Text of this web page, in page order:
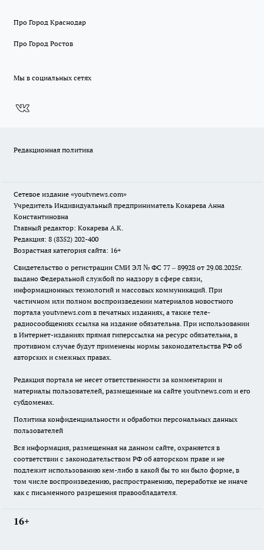
Про Город Краснодар
Про Город Ростов
Мы в социальных сетях
Редакционная политика
Сетевое издание «youtvnews.com»
Учредитель Индивидуальный предприниматель Кокарева Анна
Константиновна
Главный редактор: Кокарева А.К.
Редакция: 8 (8352) 202-400
Возрастная категория сайта: 16+
Свидетельство о регистрации СМИ ЭЛ № ФС 77 – 89928 от 29.08.2025г.
выдано Федеральной службой по надзору в сфере связи,
информационных технологий и массовых коммуникаций. При
частичном или полном воспроизведении материалов новостного
портала youtvnews.com в печатных изданиях, а также теле-
радиосообщениях ссылка на издание обязательна. При использовании
в Интернет-изданиях прямая гиперссылка на ресурс обязательна, в
противном случае будут применены нормы законодательства РФ об
авторских и смежных правах.
Редакция портала не несет ответственности за комментарии и
материалы пользователей, размещенные на сайте youtvnews.com и его
субдоменах.
Политика конфиденциальности и обработки персональных данных
пользователей
Вся информация, размещенная на данном сайте, охраняется в
соответствии с законодательством РФ об авторском праве и не
подлежит использованию кем-либо в какой бы то ни было форме, в
том числе воспроизведению, распространению, переработке не иначе
как с письменного разрешения правообладателя.
16+